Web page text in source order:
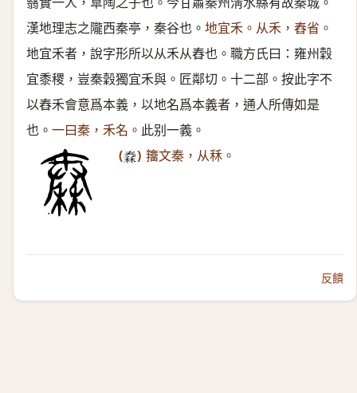
漢地理志之隴西秦亭，秦谷也。 地宜禾。从禾，舂省。
地宜禾者，說字形所以从禾从舂也。職方氏曰：雍州穀
宜黍稷，豈秦穀獨宜禾與。匠鄰切。十二部。按此字不
以舂禾會意爲本義，以地名爲本義者，通人所傳如是
也。 一曰秦，禾名。 此别一義。
(𥠼 ) 籒文秦，从秝。
反饋